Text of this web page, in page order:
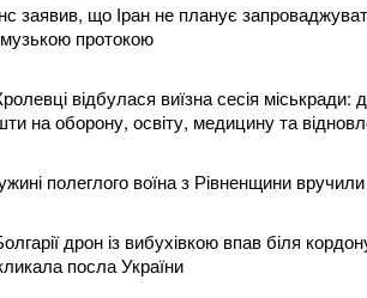
заявив, що Іран не планує
протокою
відбулася виїзна сесія міськради:
на оборону, освіту, медицину та
полеглого воїна з Рівненщини
дрон із вибухівкою впав біля
посла України